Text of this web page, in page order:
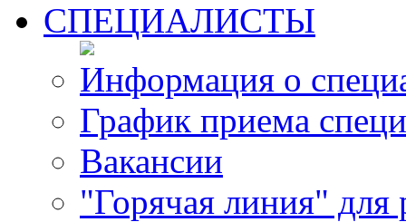
СПЕЦИАЛИСТЫ
Информация о
График приема
Вакансии
"Горячая линия"